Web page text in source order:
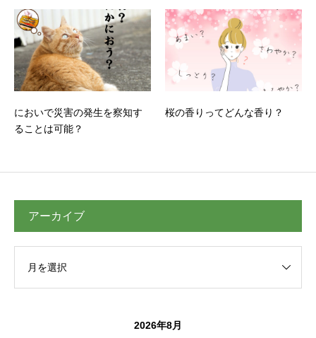
においで災害の発生を察知す
ることは可能？
桜の香りってどんな香り？
アーカイブ
2026年8月